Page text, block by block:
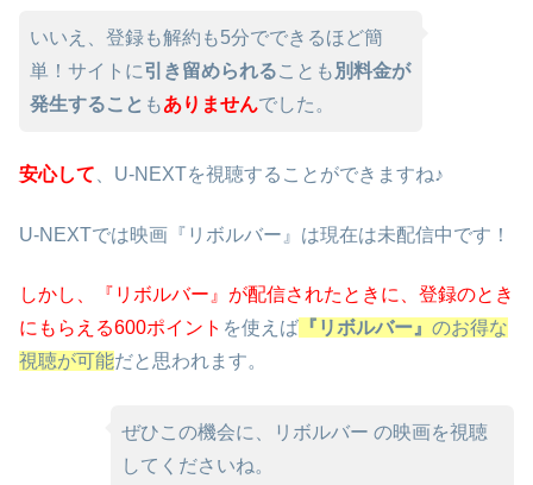
いいえ、登録も解約も5分でできるほど簡
単！サイトに引き留められることも 別料金が
発生すること もありませんでした。
安心して、U-NEXTを視聴することができますね♪
U-NEXTでは映画『リボルバー』は現在は未配信中です！
しかし、『リボルバー』が配信されたときに、 登録のとき
にもらえる600ポイント を使えば 『リボルバー』 のお得な
視聴が可能だと思われます。
ぜひこの機会に、リボルバー の映画を視聴
してくださいね。